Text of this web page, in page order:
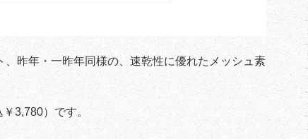
昨年・一昨年同様の、速乾性に優れたメッシュ素
3,780）です。